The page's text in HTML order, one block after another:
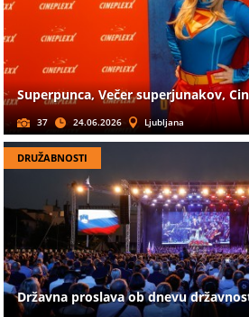
Superpunca, Večer superjunakov,
37 24.06.2026 Ljubljana
DRUŽABNOSTI
Državna proslava ob dnevu